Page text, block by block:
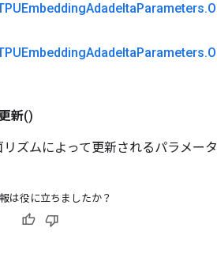
AdadeltaParameters.
AdadeltaParameters.
新()
ズムによって更新されるパラメー
は役に立ちましたか？